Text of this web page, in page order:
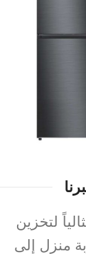
لتخزين
منزل إلى